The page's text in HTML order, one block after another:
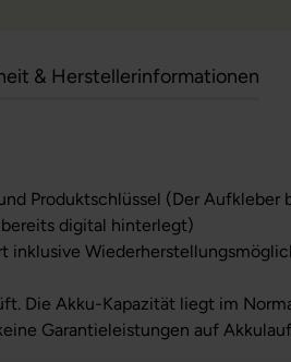
& Herstellerinformationen
Produktschlüssel (Der Aufkleber
digital hinterlegt)
inklusive
Die Akku-Kapazität liegt im
Garantieleistungen auf